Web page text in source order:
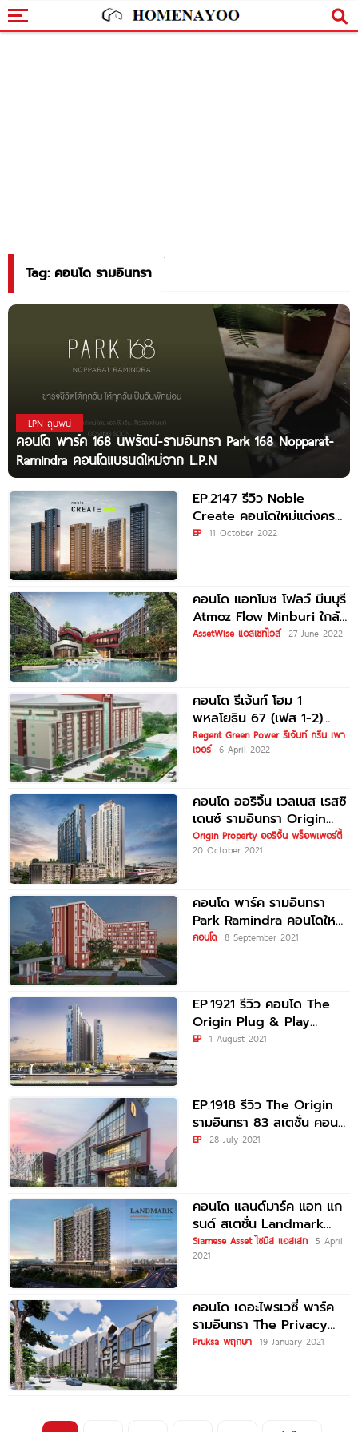
Tag: คอนโด รามอินทรา
LPN ลุมพินี
คอนโด พาร์ค 168 นพรัตน์-รามอินทรา Park 168 Nopparat-
Ramindra คอนโดแบรนด์ใหม่จาก L.P.N
EP.2147 รีวิว Noble
Create คอนโดใหม่แต่งครบ*
สวนใหญ่ 5 ไร่ Facilities
EP 11 October 2022
คอนโด แอทโมซ โฟลว์ มีนบุรี
Atmoz Flow Minburi ใกล้
รถไฟฟ้าสายสีชมพู สถานี
AssetWise แอสเซทไวส์ 27 June 2022
คอนโด รีเจ้นท์ โฮม 1
พหลโยธิน 67 (เฟส 1-2)
REGENT HOME
Regent Green Power รีเจ้นท์ กรีน เพา
เวอร์ 6 April 2022
คอนโด ออริจิ้น เวลเนส เรสซิ
เดนซ์ รามอินทรา Origin
Wellness Residence
Ramintra
Origin Property ออริจิ้น พร็อพเพอร์ตี้
20 October 2021
คอนโด พาร์ค รามอินทรา
Park Ramindra คอนโดใหม่
แต่งครบพร้อมอยู่ ใกล้
คอนโด 8 September 2021
EP.1921 รีวิว คอนโด The
Origin Plug & Play
รามอินทรา คอนโดสูงวิวสวย
EP 1 August 2021
EP.1918 รีวิว The Origin
รามอินทรา 83 สเตชั่น คอน
โดพร้อมอยู่ ใกล้รถไฟฟ้าสาย
EP 28 July 2021
คอนโด แลนด์มาร์ค แอท แก
รนด์ สเตชั่น Landmark
@Grand Station By
Siamese
Siamese Asset ไซมิส แอสเสท 5 April
2021
คอนโด เดอะไพรเวซี่ พาร์ค
รามอินทรา The Privacy
Park Ramindra
Pruksa พฤกษา 19 January 2021